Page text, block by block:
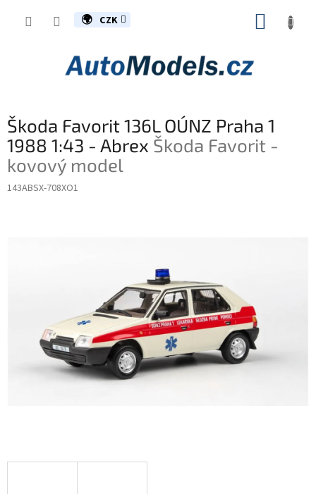
CZK
Škoda Favorit 136L OÚNZ Praha 1
1988 1:43 - Abrex Škoda Favorit -
kovový model
143ABSX-708XO1